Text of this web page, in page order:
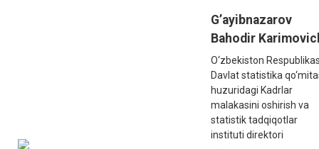
G’ayibnazarov
Bahodir
O‘zbekiston
Davlat statistika
huzuridagi Kadrlar
malakasini oshirish va
statistik tadqiqotlar
instituti direktori